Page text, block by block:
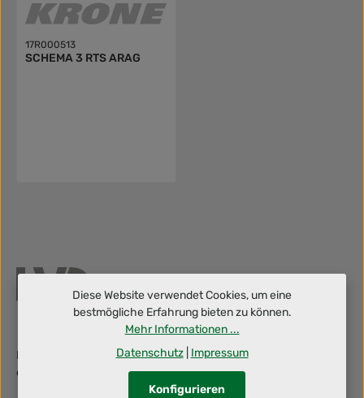
17R000513
SCHEMA 3 RTS ARAG
Berufliche Herausforderung gesucht? Dann schraub' mit uns an
deiner Zukunft!
Diese Website verwendet Cookies, um eine
bestmögliche Erfahrung bieten zu können.
Mehr Informationen ...
Datenschutz| Impressum
Konfigurieren